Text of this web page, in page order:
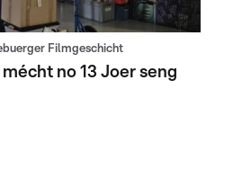
Filmgeschicht
no 13 Joer seng